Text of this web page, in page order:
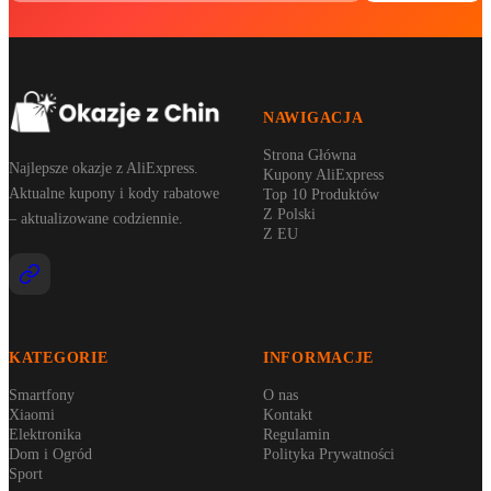
Najlepsze okazje z AliExpress.
Aktualne kupony i kody rabatowe
– aktualizowane codziennie.
NAWIGACJA
Strona Główna
Kupony AliExpress
Top 10 Produktów
Z Polski
Z EU
KATEGORIE
Smartfony
Xiaomi
Elektronika
Dom i Ogród
Sport
INFORMACJE
O nas
Kontakt
Regulamin
Polityka Prywatności